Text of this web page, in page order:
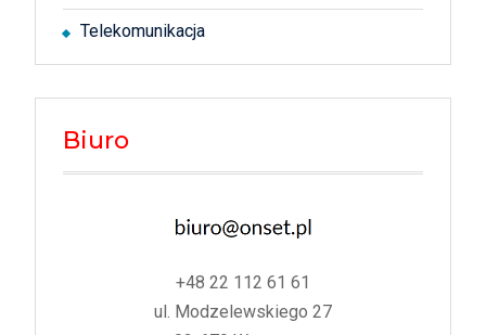
Telekomunikacja
Biuro
+48 22 112 61 61
ul. Modzelewskiego 27